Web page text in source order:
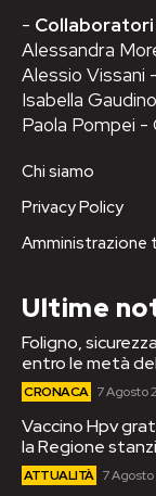
- Collaboratori
Alessandra
Alessio
Isabella Gaudino
Paola Pompei
Chi siamo
Privacy Policy
Amministrazione
Ultime
Foligno,
entro le metà
CRONACA 7 Agosto
Vaccino Hpv
la Regione
ATTUALITÀ 7